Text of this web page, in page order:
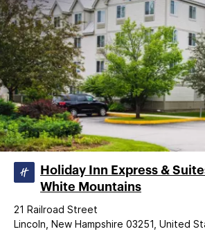
Holiday Inn Express &
White Mountains
21 Railroad Street
Lincoln, New Hampshire 03251, United